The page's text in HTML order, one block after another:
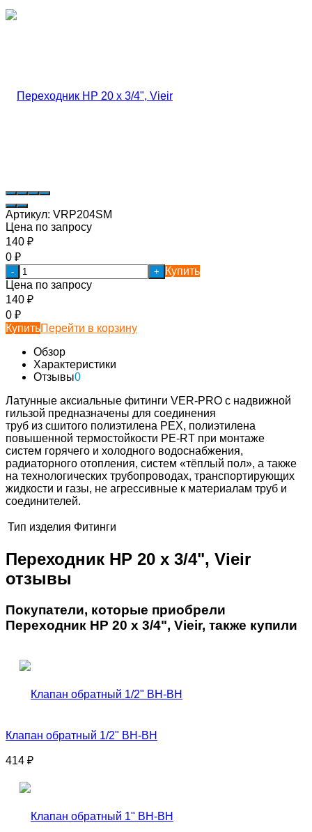
Артикул: VRP204SM
Цена по запросу
140 ₽
0 ₽
- +
Купить
Цена по запросу
140 ₽
0 ₽
КупитьПерейти в корзину
Обзор
Характеристики
Отзывы0
Латунные аксиальные фитинги VER-PRO с надвижной
гильзой предназначены для соединения
труб из сшитого полиэтилена PEX, полиэтилена
повышенной термостойкости PE-RT при монтаже
систем горячего и холодного водоснабжения,
радиаторного отопления, систем «тёплый пол», а также
на технологических трубопроводах, транспортирующих
жидкости и газы, не агрессивные к материалам труб и
соединителей.
Тип изделия Фитинги
Переходник НР 20 х 3/4", Vieir
отзывы
Покупатели, которые приобрели
Переходник НР 20 х 3/4", Vieir, также купили
Клапан обратный 1/2" ВН-ВН
414 ₽